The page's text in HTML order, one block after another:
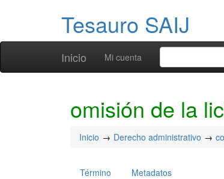
Tesauro SAIJ
Inicio Mi cuenta
omisión de la
Inicio Derecho administrativo
Término Metadatos